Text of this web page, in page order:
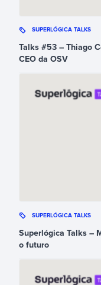
SUPERLÓGICA TALKS
Talks #53 – Thiago
CEO da OSV
SUPERLÓGICA TALKS
Superlógica Talks –
o futuro